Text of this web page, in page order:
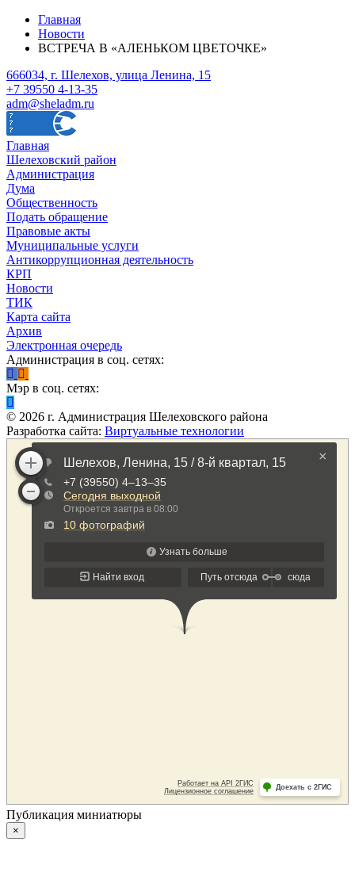
Главная
Новости
ВСТРЕЧА В «АЛЕНЬКОМ ЦВЕТОЧКЕ»
666034, г. Шелехов, улица Ленина, 15
+7 39550 4-13-35
adm@sheladm.ru
Главная
Шелеховский район
Администрация
Дума
Общественность
Подать обращение
Правовые акты
Муниципальные услуги
Антикоррупционная деятельность
КРП
Новости
ТИК
Карта сайта
Архив
Электронная очередь
Администрация в соц. сетях:
Мэр в соц. сетях:
© 2026 г. Администрация Шелеховского района
Разработка сайта: Виртуальные технологии
Публикация миниатюры
×